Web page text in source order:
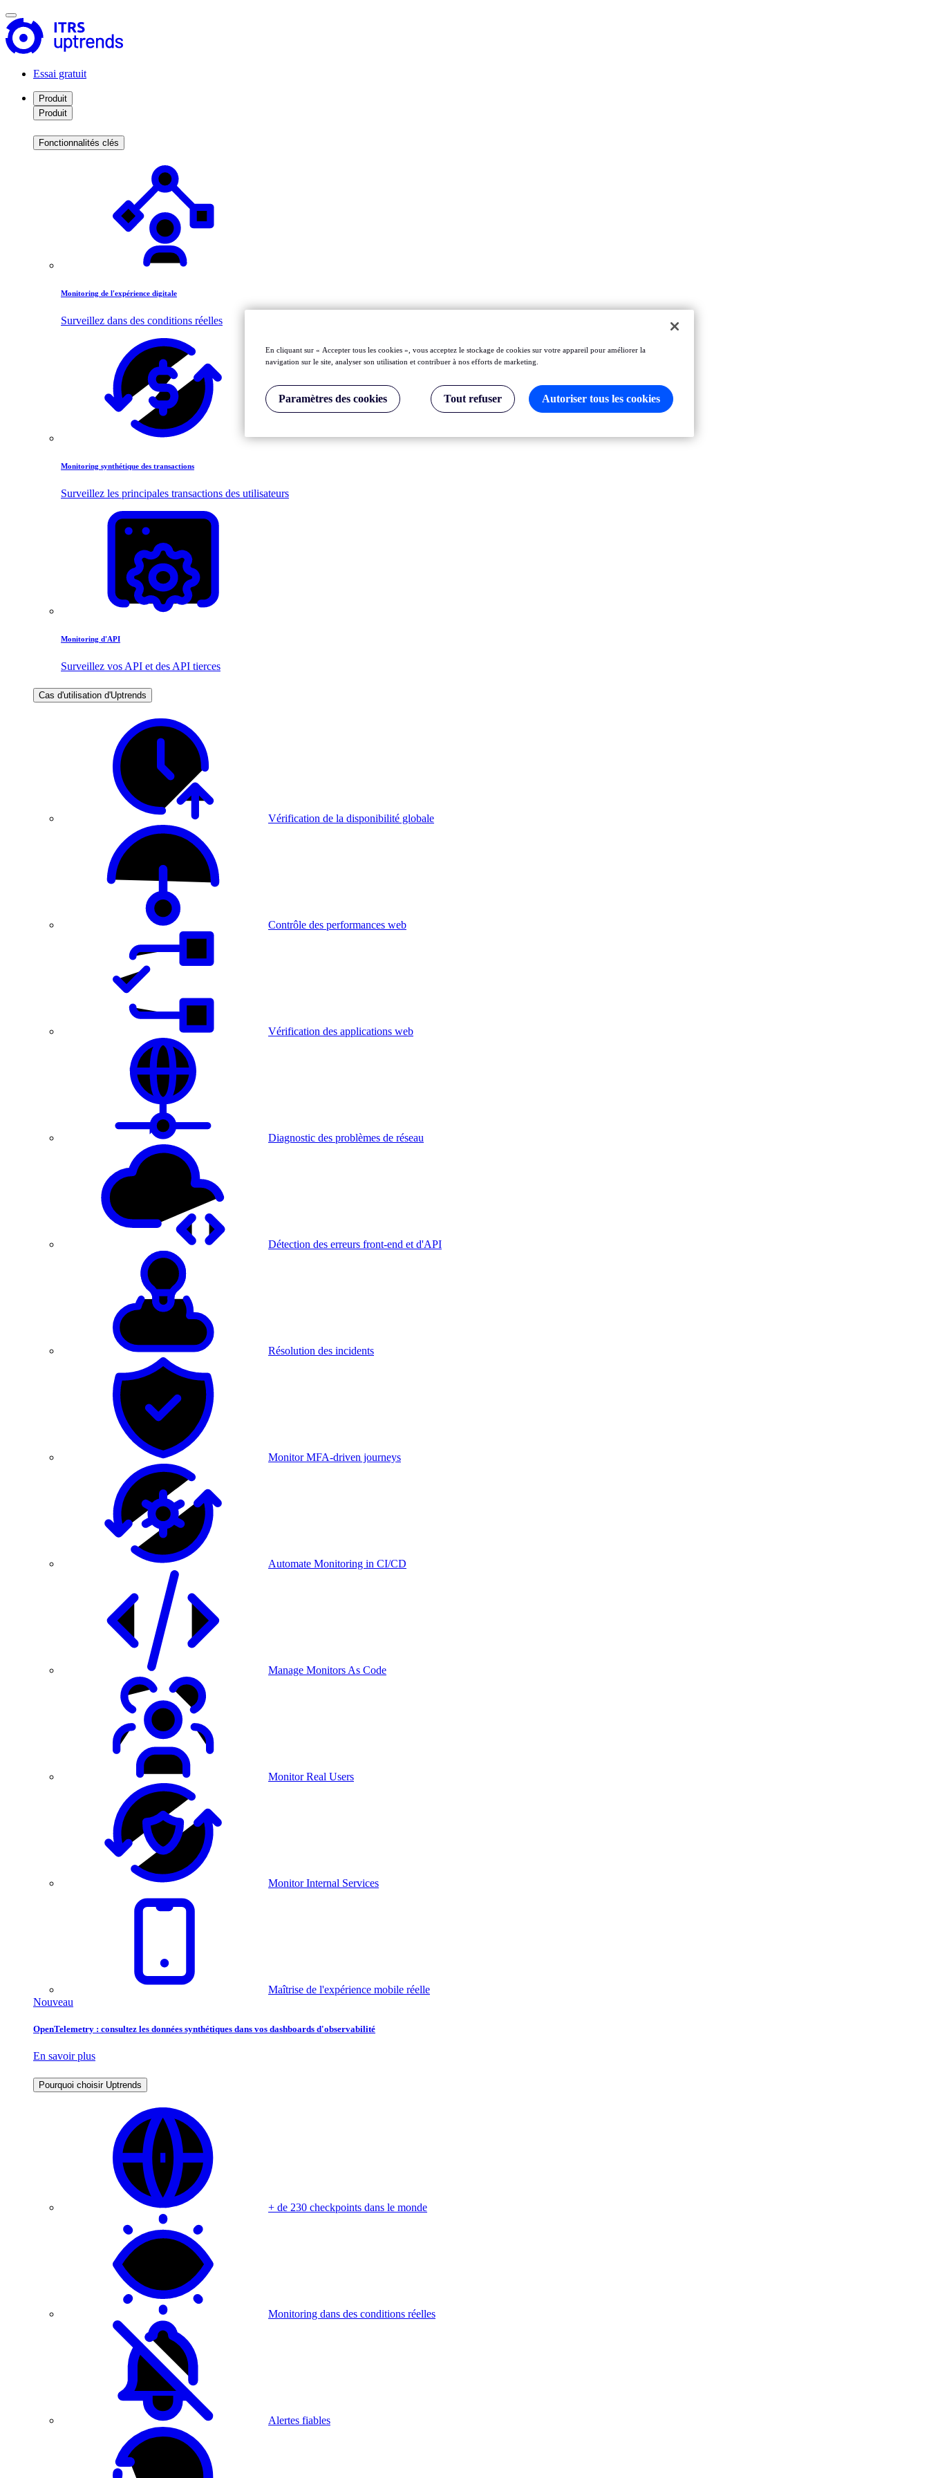
Essai gratuit
Produit
Produit
Fonctionnalités clés
Monitoring de l'expérience digitale
Surveillez dans des conditions réelles
Monitoring synthétique des transactions
Surveillez les principales transactions des utilisateurs
Monitoring d'API
Surveillez vos API et des API tierces
Cas d'utilisation d'Uptrends
Vérification de la disponibilité globale
Contrôle des performances web
Vérification des applications web
Diagnostic des problèmes de réseau
Détection des erreurs front-end et d'API
Résolution des incidents
Monitor MFA-driven journeys
Automate Monitoring in CI/CD
Manage Monitors As Code
Monitor Real Users
Monitor Internal Services
Maîtrise de l'expérience mobile réelle
Nouveau
OpenTelemetry : consultez les données synthétiques dans vos dashboards d'observabilité
En savoir plus
Pourquoi choisir Uptrends
+ de 230 checkpoints dans le monde
Monitoring dans des conditions réelles
Alertes fiables
En cliquant sur « Accepter tous les cookies », vous acceptez le stockage de cookies sur votre appareil pour améliorer la
navigation sur le site, analyser son utilisation et contribuer à nos efforts de marketing.
Paramètres des cookies Tout refuser Autoriser tous les cookies